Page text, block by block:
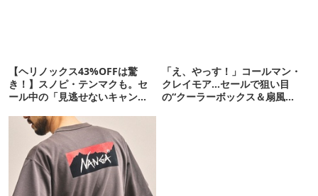
【ヘリノックス43%OFFは驚
き！】スノピ・テンマクも。セ
ール中の「見逃せないキャンプ
「え、やっす！」コールマン・
クレイモア…セールで狙い目
の“クーラーボックス＆扇風